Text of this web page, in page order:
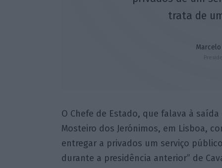
trata de
O Chefe de Estado, que falava à
Mosteiro dos Jerónimos, em Lisboa,
entregar a privados um serviço
durante a presidência anterior” de